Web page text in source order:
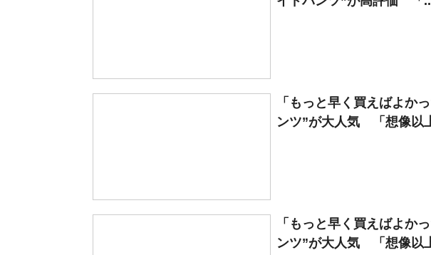
「もっと早く買えばよか
ンツ”が大人気 「想像以
「もっと早く買えばよか
ンツ”が大人気 「想像以